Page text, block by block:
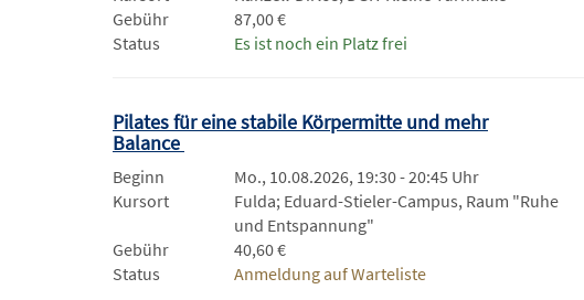
Gebühr
87,00 €
Status
Es ist noch ein Platz frei
Pilates für eine stabile Körpermitte und mehr
Balance
Beginn
Mo., 10.08.2026, 19:30 - 20:45 Uhr
Kursort
Fulda; Eduard-Stieler-Campus, Raum "Ruhe
und Entspannung"
Gebühr
40,60 €
Status
Anmeldung auf Warteliste